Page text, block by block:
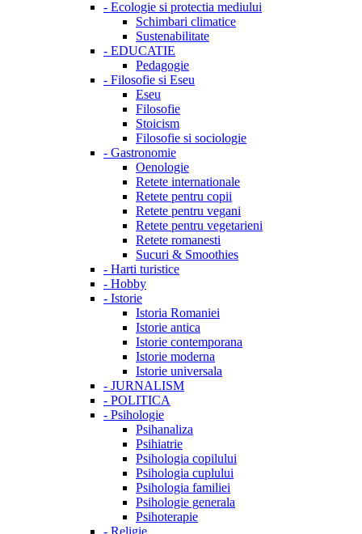
- Ecologie si protectia mediului
Schimbari climatice
Sustenabilitate
- EDUCATIE
Pedagogie
- Filosofie si Eseu
Eseu
Filosofie
Stoicism
Filosofie si sociologie
- Gastronomie
Oenologie
Retete internationale
Retete pentru copii
Retete pentru vegani
Retete pentru vegetarieni
Retete romanesti
Sucuri & Smoothies
- Harti turistice
- Hobby
- Istorie
Istoria Romaniei
Istorie antica
Istorie contemporana
Istorie moderna
Istorie universala
- JURNALISM
- POLITICA
- Psihologie
Psihanaliza
Psihiatrie
Psihologia copilului
Psihologia cuplului
Psihologia familiei
Psihologie generala
Psihoterapie
- Religie